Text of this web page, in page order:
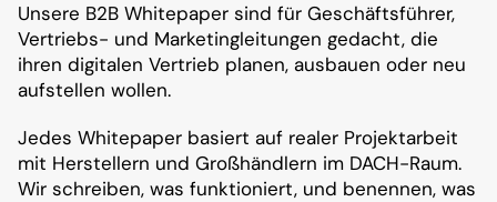
Unsere B2B Whitepaper sind für Geschäftsführer,
Vertriebs- und Marketingleitungen gedacht, die
ihren digitalen Vertrieb planen, ausbauen oder neu
aufstellen wollen.
Jedes Whitepaper basiert auf realer Projektarbeit
mit Herstellern und Großhändlern im DACH-Raum.
Wir schreiben, was funktioniert, und benennen, was